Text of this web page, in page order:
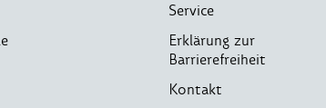
Service
Erklärung zur
Barrierefreiheit
Kontakt